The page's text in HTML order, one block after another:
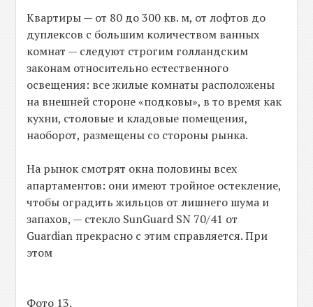
Квартиры — от 80 до 300 кв. м, от лофтов до
дуплексов с большим количеством ванных
комнат — следуют строгим голландским
законам относительно естественного
освещения: все жилые комнаты расположены
на внешней стороне «подковы», в то время как
кухни, столовые и кладовые помещения,
наоборот, размещены со стороны рынка.
На рынок смотрят окна половины всех
апартаментов: они имеют тройное остекление,
чтобы оградить жильцов от лишнего шума и
запахов, — стекло SunGuard SN 70/41 от
Guardian прекрасно с этим справляется. При
этом
Фото 13.